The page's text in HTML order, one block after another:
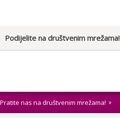
Podijelite na društvenim mrežama!
Pratite nas na društvenim mrežama!